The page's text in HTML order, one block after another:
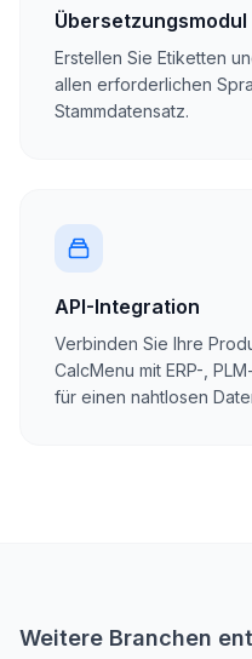
Übersetzungsmodul
Erstellen Sie Etiketten
allen erforderlichen
Stammdatensatz.
API-Integration
Verbinden Sie Ihre
CalcMenu mit ERP-,
für einen nahtlosen
Weitere Branchen